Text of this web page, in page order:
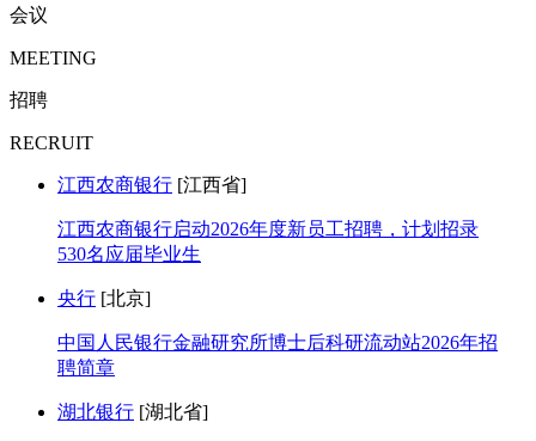
会议
MEETING
招聘
RECRUIT
江西农商银行 [江西省]
江西农商银行启动2026年度新员工招聘，计划招录
530名应届毕业生
央行 [北京]
中国人民银行金融研究所博士后科研流动站2026年招
聘简章
湖北银行 [湖北省]